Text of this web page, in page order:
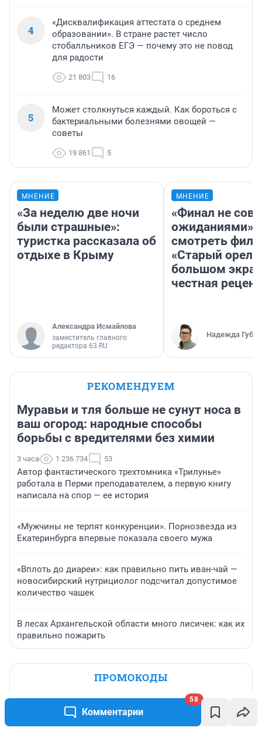
Комментарии
58
4
«Дисквалификация аттестата о среднем
образовании». В стране растет число
стобалльников ЕГЭ — почему это не повод
для радости
21 803 16
5
Может столкнуться каждый. Как бороться с
бактериальными болезнями овощей —
советы
19 861 5
МНЕНИЕ
«За неделю две ночи
были страшные»:
туристка рассказала об
отдыхе в Крыму
Александра Исмайлова
заместитель главного
редактора 63.RU
МНЕНИЕ
«Финал не
ожиданиями»:
смотреть
«Старый орел»
большом
честная
Надежда
РЕКОМЕНДУЕМ
Муравьи и тля больше не сунут носа в
ваш огород: народные способы
борьбы с вредителями без химии
3 часа 1 236 734 53
Автор фантастического трехтомника «Трилунье»
работала в Перми преподавателем, а первую книгу
написала на спор — ее история
«Мужчины не терпят конкуренции». Порнозвезда из
Екатеринбурга впервые показала своего мужа
«Вплоть до диареи»: как правильно пить иван-чай —
новосибирский нутрициолог подсчитал допустимое
количество чашек
В лесах Архангельской области много лисичек: как их
правильно пожарить
ПРОМОКОДЫ
Скидка 72 000 на высшее
образование и среднее специальное
образование в первый год обучения